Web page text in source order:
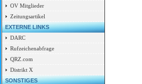
OV Mitglieder
Zeitungsartikel
EXTERNE LINKS
DARC
Rufzeichenabfrage
QRZ.com
Distrikt X
SONSTIGES